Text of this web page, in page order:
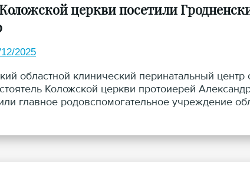
церкви посетили
2025
областной клинический перинатальный
Коложской церкви протоиерей
главное родовспомогательное учреждение